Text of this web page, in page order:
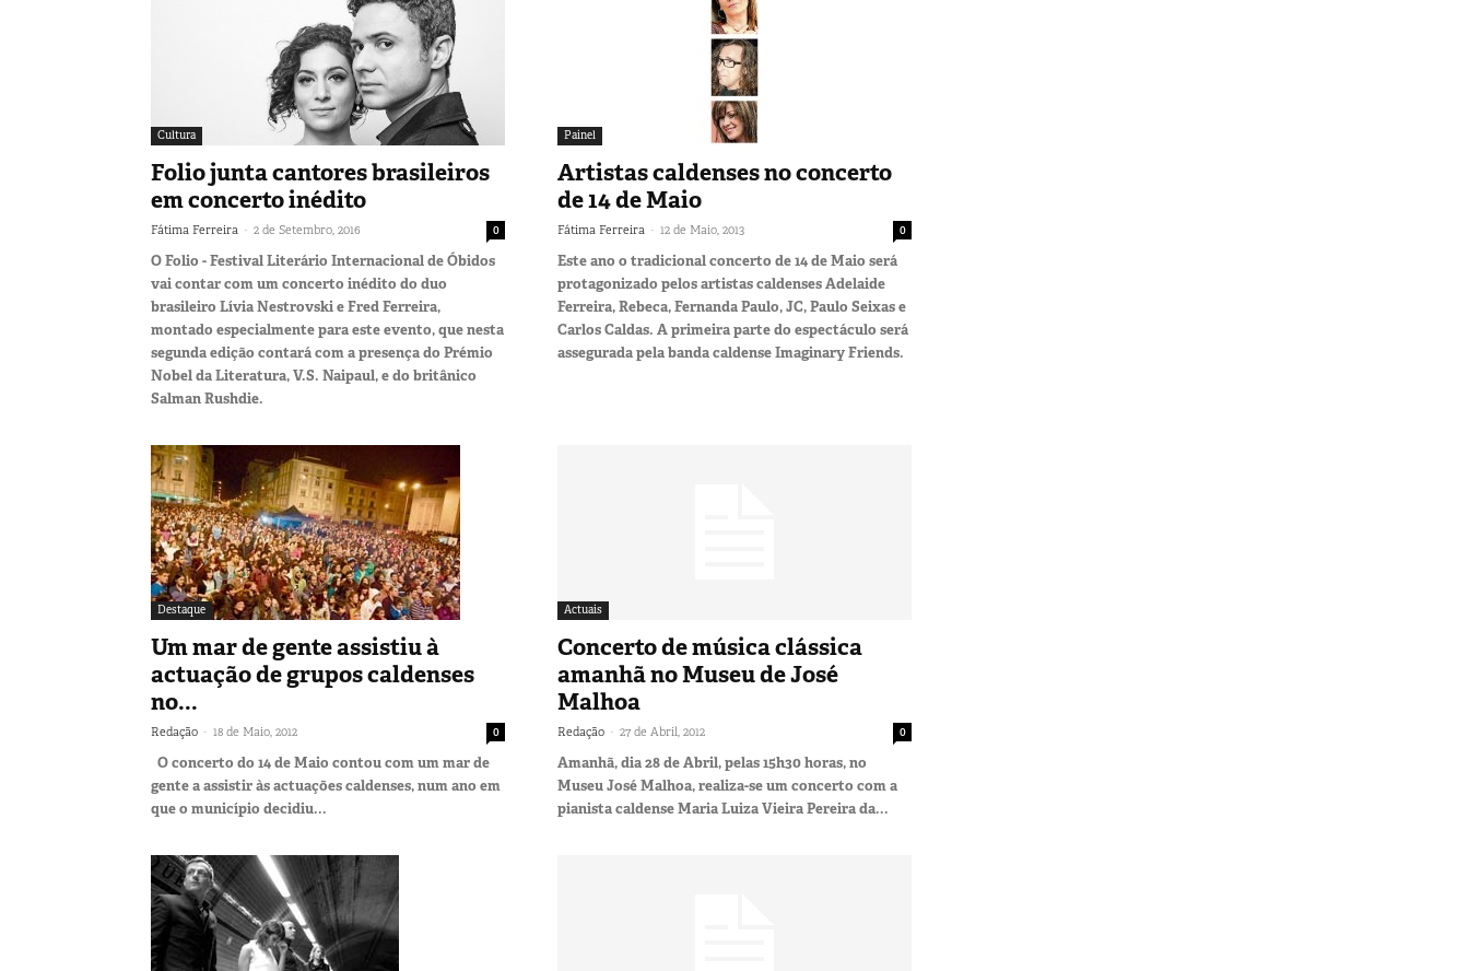
Cultura
Folio junta cantores brasileiros
em concerto inédito
Fátima Ferreira - 2 de Setembro, 2016 0
O Folio - Festival Literário Internacional de Óbidos
vai contar com um concerto inédito do duo
brasileiro Lívia Nestrovski e Fred Ferreira,
montado especialmente para este evento, que nesta
segunda edição contará com a presença do Prémio
Nobel da Literatura, V.S. Naipaul, e do britânico
Salman Rushdie.
Painel
Artistas caldenses no concerto
de 14 de Maio
Fátima Ferreira - 12 de Maio, 2013 0
Este ano o tradicional concerto de 14 de Maio será
protagonizado pelos artistas caldenses Adelaide
Ferreira, Rebeca, Fernanda Paulo, JC, Paulo Seixas e
Carlos Caldas. A primeira parte do espectáculo será
assegurada pela banda caldense Imaginary Friends.
Destaque
Um mar de gente assistiu à
actuação de grupos caldenses
no...
Redação - 18 de Maio, 2012 0
O concerto do 14 de Maio contou com um mar de
gente a assistir às actuações caldenses, num ano em
que o município decidiu...
Actuais
Concerto de música clássica
amanhã no Museu de José
Malhoa
Redação - 27 de Abril, 2012 0
Amanhã, dia 28 de Abril, pelas 15h30 horas, no
Museu José Malhoa, realiza-se um concerto com a
pianista caldense Maria Luiza Vieira Pereira da...